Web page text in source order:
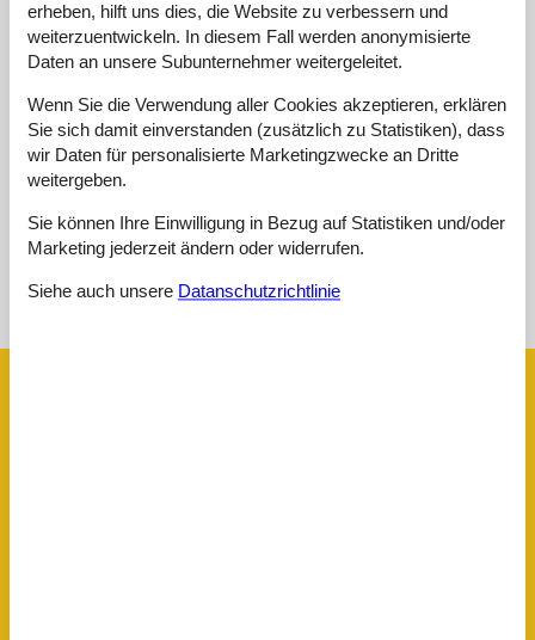
Lage:
Im Freien:
Externe Bewertungen
Keine detaillierten externen Bewertungen
erheben, hilft uns dies, die Website zu verbessern und
weiterzuentwickeln. In diesem Fall werden anonymisierte
Daten an unsere Subunternehmer weitergeleitet.
Wenn Sie die Verwendung aller Cookies akzeptieren, erklären
Sie sich damit einverstanden (zusätzlich zu Statistiken), dass
wir Daten für personalisierte Marketingzwecke an Dritte
weitergeben.
Sie können Ihre Einwilligung in Bezug auf Statistiken und/oder
Marketing jederzeit ändern oder widerrufen.
Siehe auch unsere Datanschutzrichtlinie